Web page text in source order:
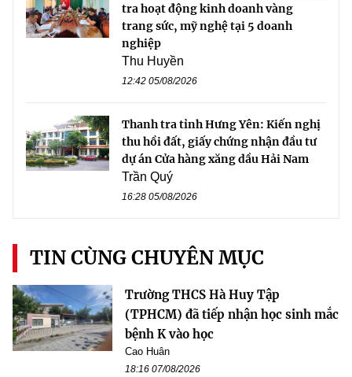
tra hoạt động kinh doanh vàng
trang sức, mỹ nghệ tại 5 doanh
nghiệp
Thu Huyền
12:42 05/08/2026
Thanh tra tỉnh Hưng Yên: Kiến nghị
thu hồi đất, giấy chứng nhận đầu tư
dự án Cửa hàng xăng dầu Hải Nam
Trần Quý
16:28 05/08/2026
TIN CÙNG CHUYÊN MỤC
Trường THCS Hà Huy Tập
(TPHCM) đã tiếp nhận học sinh mắc
bệnh K vào học
Cao Huân
18:16 07/08/2026